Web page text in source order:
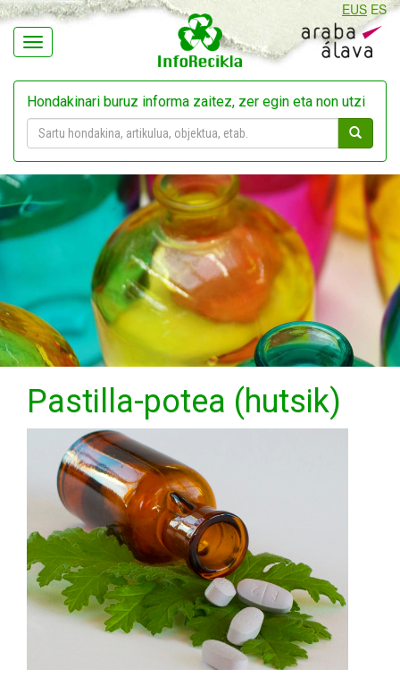
Navegación
EUS ES
Hondakinari buruz informa zaitez, zer egin eta non utzi
Pastilla-potea (hutsik)